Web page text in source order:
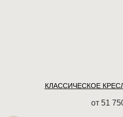
КЛАССИЧЕСКОЕ
от 51